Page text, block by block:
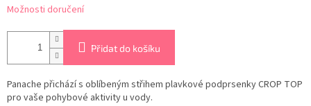
Možnosti doručení
Přidat do košíku
Panache přichází s oblíbeným střihem plavkové podprsenky CROP TOP
pro vaše pohybové aktivity u vody.